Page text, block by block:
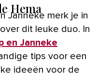
Hema
Janneke merk je in
dit leuke duo. In
en Janneke
tips voor een
ideeën voor de